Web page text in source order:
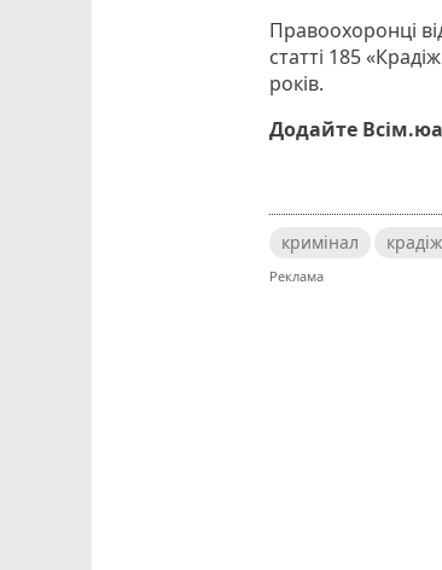
Правоохоронці
статті 185
років.
Додайте
кримінал